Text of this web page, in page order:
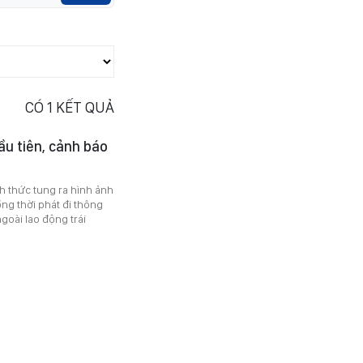
CÓ 1 KẾT QUẢ
tiên, cảnh báo
thức tung ra hình ảnh
thời phát đi thông
lao động trái